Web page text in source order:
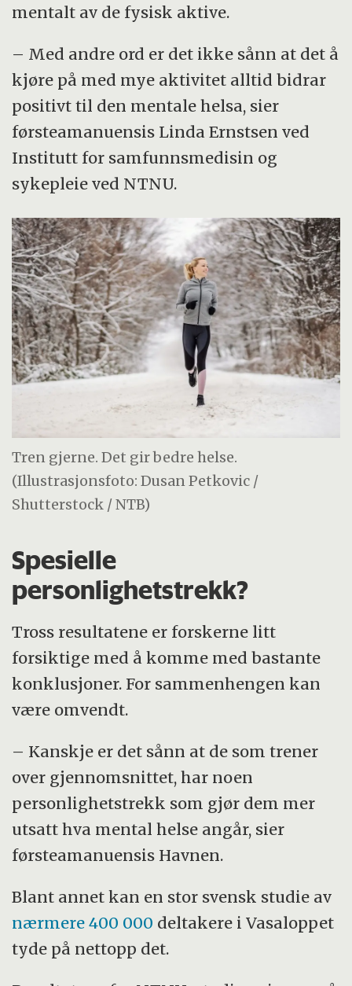
mentalt av de fysisk aktive.
– Med andre ord er det ikke sånn at det å
kjøre på med mye aktivitet alltid bidrar
positivt til den mentale helsa, sier
førsteamanuensis Linda Ernstsen ved
Institutt for samfunnsmedisin og
sykepleie ved NTNU.
Tren gjerne. Det gir bedre helse.
(Illustrasjonsfoto: Dusan Petkovic /
Shutterstock / NTB)
Spesielle
personlighetstrekk?
Tross resultatene er forskerne litt
forsiktige med å komme med bastante
konklusjoner. For sammenhengen kan
være omvendt.
– Kanskje er det sånn at de som trener
over gjennomsnittet, har noen
personlighetstrekk som gjør dem mer
utsatt hva mental helse angår, sier
førsteamanuensis Havnen.
Blant annet kan en stor svensk studie av
nærmere 400 000 deltakere i Vasaloppet
tyde på nettopp det.